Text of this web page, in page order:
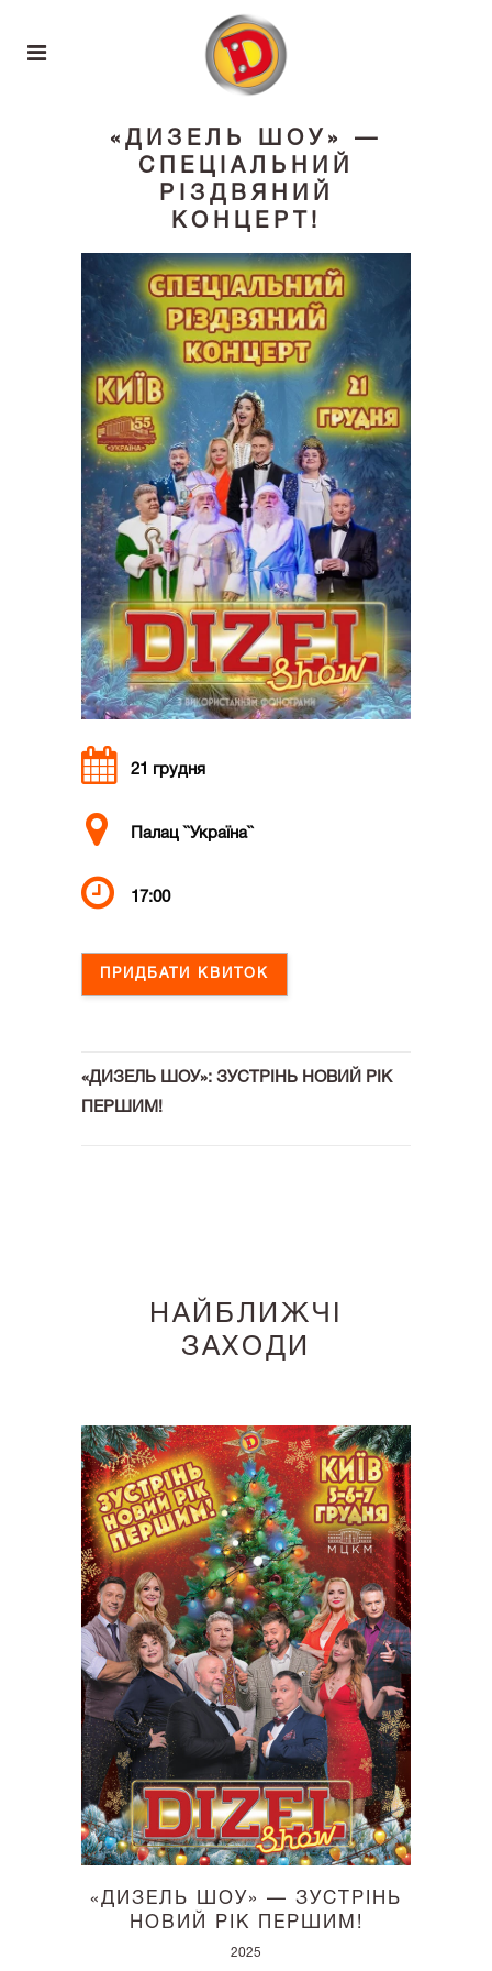
«ДИЗЕЛЬ ШОУ» —
СПЕЦІАЛЬНИЙ
РІЗДВЯНИЙ
КОНЦЕРТ!
21 грудня
Палац ``Україна``
17:00
ПРИДБАТИ КВИТОК
«ДИЗЕЛЬ ШОУ»: ЗУСТРІНЬ НОВИЙ РІК
ПЕРШИМ!
НАЙБЛИЖЧІ
ЗАХОДИ
«ДИЗЕЛЬ ШОУ» — ЗУСТРІНЬ
НОВИЙ РІК ПЕРШИМ!
2025